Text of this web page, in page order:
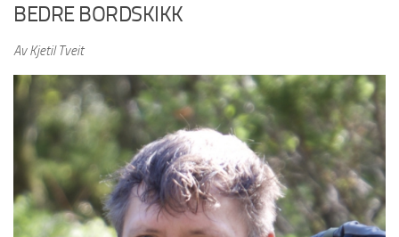
BEDRE BORDSKIKK
Av Kjetil Tveit